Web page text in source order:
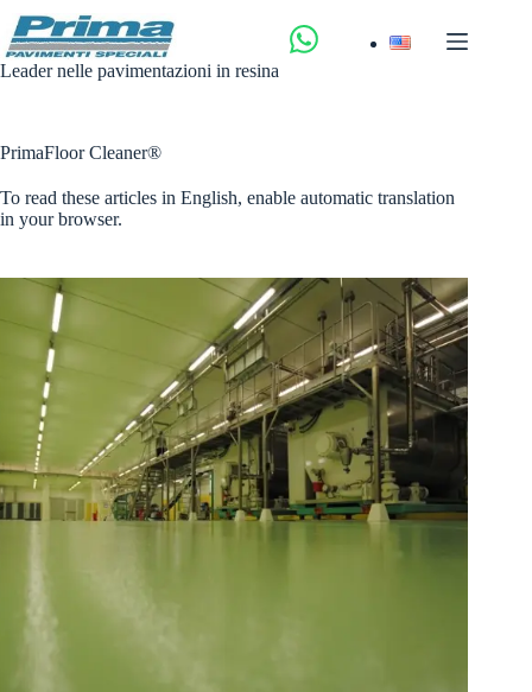
contenuto
Leader nelle pavimentazioni in resina
PrimaFloor Cleaner®
To read these articles in English, enable automatic translation
in your browser.